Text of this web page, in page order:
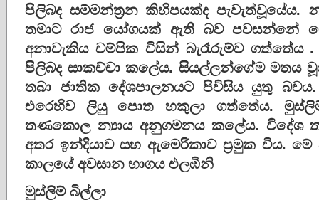
පිලිබද සම්මන්ත්‍රන කිහිපයක්ද
තමාට රාජ යෝගයක් ඇති බව පවසන්නේ
අනාවැකිය චම්පික විසින් බැරෑරුම්ව
පිලිබද සාකච්චා කලේය. සියල්ලන්ගේම මතය
තබා ජාතික දේශපාලනයට පිවිසිය යුතු
එරෙහිව ලියු පොත හකුලා ගත්තේය.
තණකොල න්‍යාය අනුගමනය කලේය. විදේශ
අතර ඉන්දියාව සහ ඇමෙරිකාව ප්‍රමුක විය.
කාලයේ අවසාන භාගය එලඹිනි
මුස්ලිම් බිල්ලා